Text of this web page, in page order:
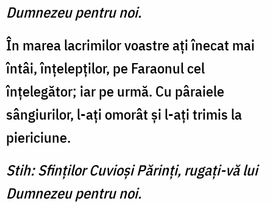
Dumnezeu pentru noi.
În marea lacrimilor voastre aţi înecat mai
întâi, înţelepţilor, pe Faraonul cel
înţelegător; iar pe urmă. Cu pâraiele
sângiurilor, l-aţi omorât şi l-aţi trimis la
piericiune.
Stih: Sfinţilor Cuvioşi Părinţi, rugaţi-vă lui
Dumnezeu pentru noi.